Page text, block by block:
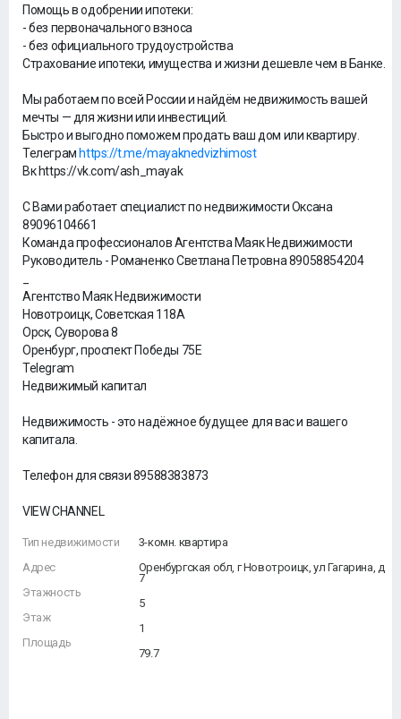
Помощь в одобрении ипотеки:
- без первоначального взноса
- без официального трудоустройства
Страхование ипотеки, имущества и жизни дешевле чем в Банке.
Мы работаем по всей России и найдём недвижимость вашей
мечты — для жизни или инвестиций.
Быстро и выгодно поможем продать ваш дом или квартиру.
Телеграм https://t.me/mayaknedvizhimost
Вк https://vk.com/ash_mayak
С Вами работает специалист по недвижимости Оксана
89096104661
Команда профессионалов Агентства Маяк Недвижимости
Руководитель - Романенко Светлана Петровна 89058854204
Агентство Маяк Недвижимости
Новотроицк, Советская 118А
Орск, Суворова 8
Оренбург, проспект Победы 75Е
Telegram
Недвижимый капитал
Недвижимость - это надёжное будущее для вас и вашего
капитала.
Телефон для связи 89588383873
VIEW CHANNEL
Тип недвижимости
Адрес
Этажность
Этаж
Площадь
3-комн. квартира
Оренбургская обл, г Новотроицк, ул Гагарина, д
7
5
1
79.7